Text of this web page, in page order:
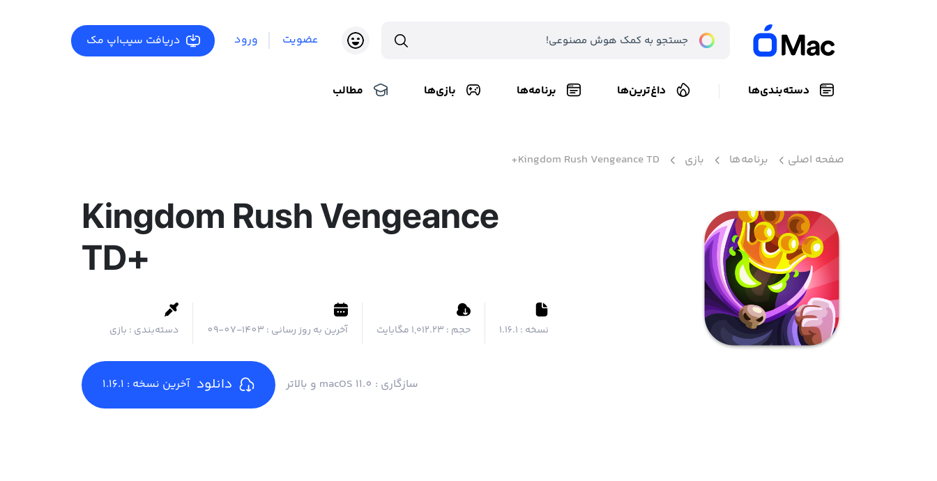
عضویت ورود دریافت سیب‌اپ مک
دسته‌بندی‌ها داغ‌ترین‌ها برنامه‌ها بازی‌ها مطالب
صفحه اصلی برنامه‌ها بازی Kingdom Rush Vengeance TD+
Kingdom Rush Vengeance
TD+
نسخه : 1.16.1 حجم : ۱,۰۱۲.۲۳ مگابایت آخرین به روز رسانی : 1403-07-09 دسته‌بندی : بازی
دانلود آخرین نسخه : 1.16.1 سازگاری : macOS 11.0 و بالاتر